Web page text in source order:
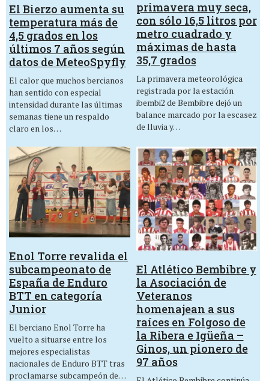
El Bierzo aumenta su
temperatura más de
4,5 grados en los
últimos 7 años según
datos de MeteoSpyfly
El calor que muchos bercianos
han sentido con especial
intensidad durante las últimas
semanas tiene un respaldo
claro en los…
primavera muy seca,
con sólo 16,5 litros por
metro cuadrado y
máximas de hasta
35,7 grados
La primavera meteorológica
registrada por la estación
ibembi2 de Bembibre dejó un
balance marcado por la escasez
de lluvia y…
Enol Torre revalida el
subcampeonato de
España de Enduro
BTT en categoría
Junior
El berciano Enol Torre ha
vuelto a situarse entre los
mejores especialistas
nacionales de Enduro BTT tras
proclamarse subcampeón de…
El Atlético Bembibre y
la Asociación de
Veteranos
homenajean a sus
raíces en Folgoso de
la Ribera e Igüeña –
Ginos, un pionero de
97 años